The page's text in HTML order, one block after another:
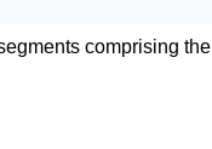
comprising the